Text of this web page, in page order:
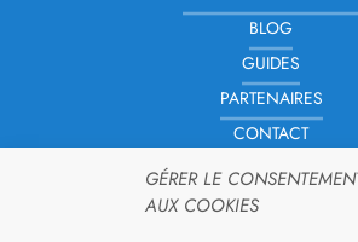
GÉRER LE
AUX COOKIES
BLOG
GUIDES
PARTENAIRES
CONTACT
FICHES PRATIQUES À
TARIFS